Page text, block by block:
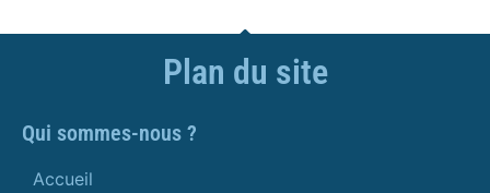
Plan du site
Qui sommes-nous ?
Accueil